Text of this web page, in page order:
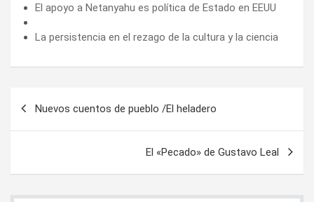
El apoyo a Netanyahu es política de Estado en EEUU
La persistencia en el rezago de la cultura y la ciencia
Nuevos cuentos de pueblo /El heladero
El «Pecado» de Gustavo Leal